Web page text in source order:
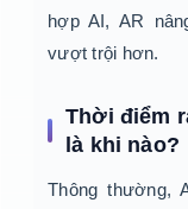
hợp AI, AR
vượt trội hơn.
Thời điểm
là khi nào?
Thông thường,